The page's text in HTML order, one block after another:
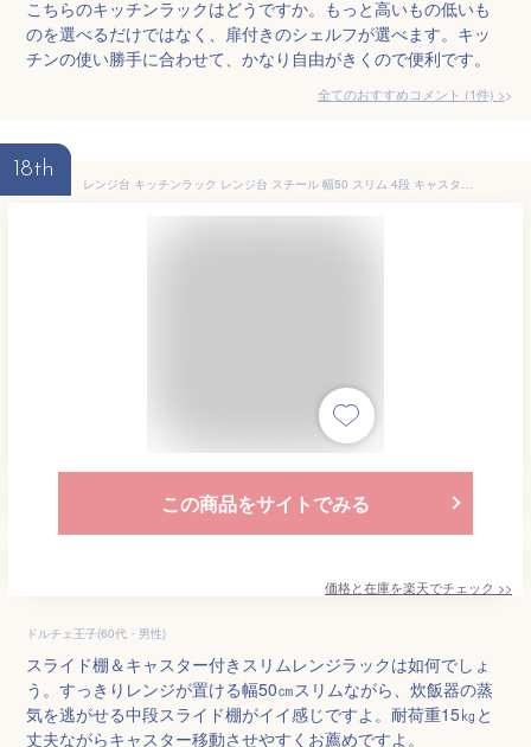
こちらのキッチンラックはどうですか。もっと高いもの低いも
のを選べるだけではなく、扉付きのシェルフが選べます。キッ
チンの使い勝手に合わせて、かなり自由がきくので便利です。
全てのおすすめコメント (1件) >
18th
レンジ台 キッチンラック レンジ台 スチール 幅50 スリム 4段 キャスター付き スライド棚 レンジ台 レンジラック レンジボード 炊飯器ラック トースター キッチン収納ラック 台所収納 隙間収納 おしゃれ 送料無料 RGK-49[SCP]
この商品をサイトでみる
価格と在庫を楽天でチェック >>
ドルチェ王子(60代・男性)
スライド棚＆キャスター付きスリムレンジラックは如何でしょ
う。すっきりレンジが置ける幅50㎝スリムながら、炊飯器の蒸
気を逃がせる中段スライド棚がイイ感じですよ。耐荷重15㎏と
丈夫ながらキャスター移動させやすくお薦めですよ。